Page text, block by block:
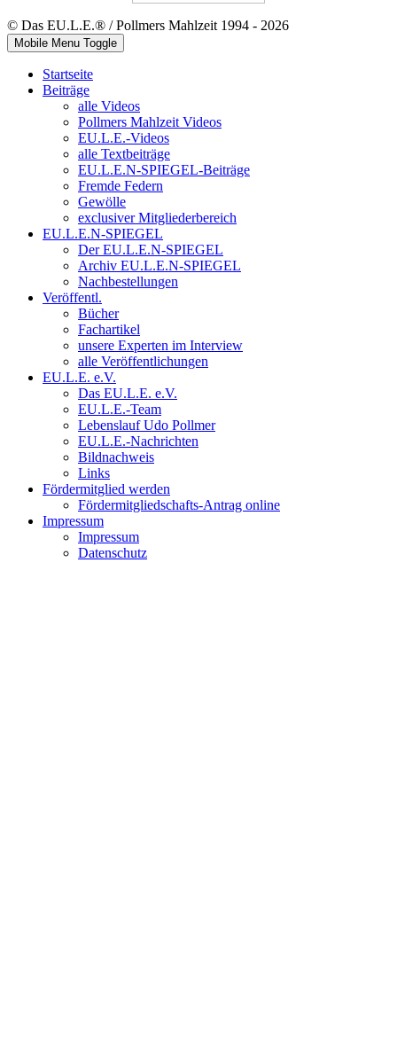
© Das EU.L.E.® / Pollmers Mahlzeit 1994 - 2026
Mobile Menu Toggle
Startseite
Beiträge
alle Videos
Pollmers Mahlzeit Videos
EU.L.E.-Videos
alle Textbeiträge
EU.L.E.N-SPIEGEL-Beiträge
Fremde Federn
Gewölle
exclusiver Mitgliederbereich
EU.L.E.N-SPIEGEL
Der EU.L.E.N-SPIEGEL
Archiv EU.L.E.N-SPIEGEL
Nachbestellungen
Veröffentl.
Bücher
Fachartikel
unsere Experten im Interview
alle Veröffentlichungen
EU.L.E. e.V.
Das EU.L.E. e.V.
EU.L.E.-Team
Lebenslauf Udo Pollmer
EU.L.E.-Nachrichten
Bildnachweis
Links
Fördermitglied werden
Fördermitgliedschafts-Antrag online
Impressum
Impressum
Datenschutz